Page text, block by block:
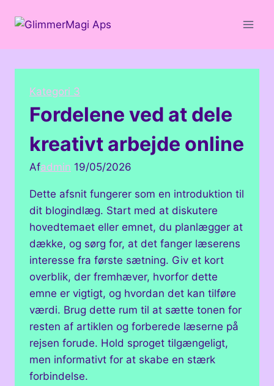
Kategori 3
Fordelene ved at dele
kreativt arbejde online
Afadmin 19/05/2026
Dette afsnit fungerer som en introduktion til
dit blogindlæg. Start med at diskutere
hovedtemaet eller emnet, du planlægger at
dække, og sørg for, at det fanger læserens
interesse fra første sætning. Giv et kort
overblik, der fremhæver, hvorfor dette
emne er vigtigt, og hvordan det kan tilføre
værdi. Brug dette rum til at sætte tonen for
resten af artiklen og forberede læserne på
rejsen forude. Hold sproget tilgængeligt,
men informativt for at skabe en stærk
forbindelse.